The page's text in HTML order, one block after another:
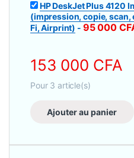
HP DeskJet Plus 4120
(impression, copie, scan,
Fi, Airprint) - 95 000
153 000 CFA
Pour 3 article(s)
Ajouter au panier